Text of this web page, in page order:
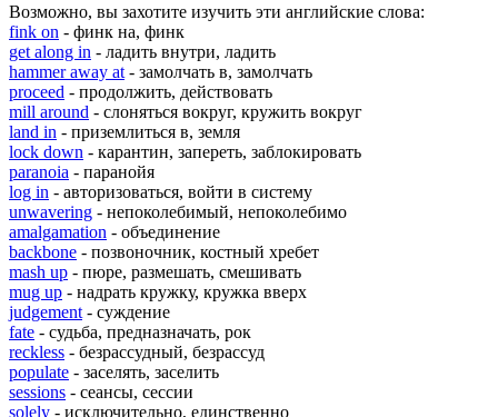
Возможно, вы захотите изучить эти английские слова:
fink on - финк на, финк
get along in - ладить внутри, ладить
hammer away at - замолчать в, замолчать
proceed - продолжить, действовать
mill around - слоняться вокруг, кружить вокруг
land in - приземлиться в, земля
lock down - карантин, запереть, заблокировать
paranoia - паранойя
log in - авторизоваться, войти в систему
unwavering - непоколебимый, непоколебимо
amalgamation - объединение
backbone - позвоночник, костный хребет
mash up - пюре, размешать, смешивать
mug up - надрать кружку, кружка вверх
judgement - суждение
fate - судьба, предназначать, рок
reckless - безрассудный, безрассуд
populate - заселять, заселить
sessions - сеансы, сессии
solely - исключительно, единственно